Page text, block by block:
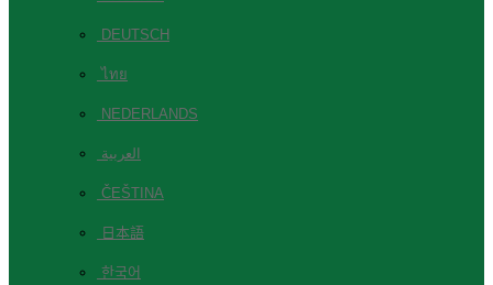
DEUTSCH
ไทย
NEDERLANDS
العربية
ČEŠTINA
日本語
한국어